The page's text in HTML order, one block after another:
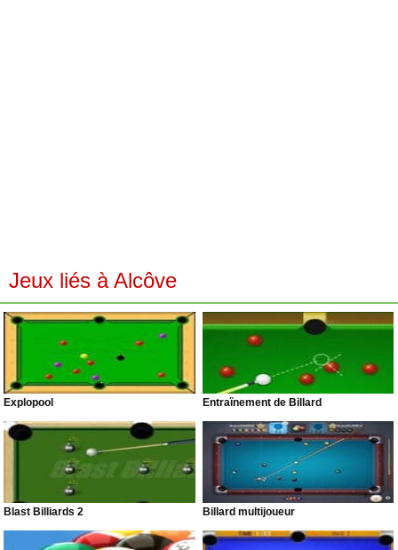
Jeux liés à Alcôve
Explopool Entraînement de Billard
Blast Billiards 2 Billard multijoueur